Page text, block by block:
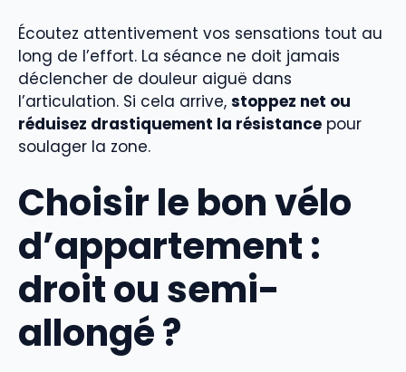
Écoutez attentivement vos sensations tout au
long de l’effort. La séance ne doit jamais
déclencher de douleur aiguë dans
l’articulation. Si cela arrive, stoppez net ou
réduisez drastiquement la résistance pour
soulager la zone.
Choisir le bon vélo
d’appartement :
droit ou semi-
allongé ?